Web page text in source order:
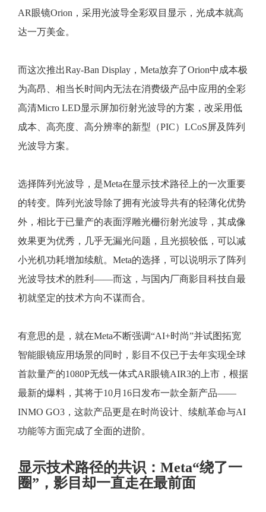
AR眼镜Orion，采用光波导全彩双目显示，光成本就高
达一万美金。
而这次推出Ray-Ban Display ， Meta放弃了Orion中成本极
为高昂、相当长时间内无法在消费级产品中应用的全彩
高清Micro LED显示屏加衍射光波导的方案，改采用低
成本、高亮度、高分辨率的新型（PIC）LCoS屏及阵列
光波导方案。
选择阵列光波导，是Meta在显示技术路径上的一次重要
的转变。阵列光波导除了拥有光波导共有的轻薄化优势
外，相比于已量产的表面浮雕光栅衍射光波导，其成像
效果更为优秀，几乎无漏光问题，且光损较低，可以减
小光机功耗增加续航。Meta的选择，可以说明示了阵列
光波导技术的胜利——而这，与国内厂商影目科技自最
初就坚定的技术方向不谋而合。
有意思的是，就在Meta不断强调“AI+时尚”并试图拓宽
智能眼镜应用场景的同时，影目不仅已于去年实现全球
首款量产的1080P无线一体式AR眼镜AIR3的上市，根据
最新的爆料，其将于10月16日发布一款全新产品——
INMO GO3，这款产品更是在时尚设计、续航革命与AI
功能等方面完成了全面的进阶。
显示技术路径的共识：Meta“绕了一
圈”，影目却一直走在最前面